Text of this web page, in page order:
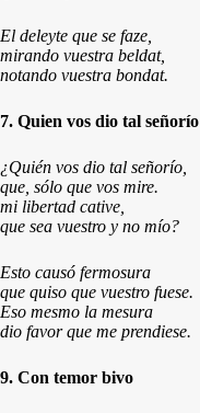
El deleyte que se faze,
mirando vuestra beldat,
notando vuestra bondat.
7. Quien vos dio tal señorío
¿Quién vos dio tal señorío,
que, sólo que vos mire.
mi libertad cative,
que sea vuestro y no mío?
Esto causó fermosura
que quiso que vuestro fuese.
Eso mesmo la mesura
dio favor que me prendiese.
9. Con temor bivo